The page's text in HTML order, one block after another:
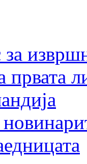
за